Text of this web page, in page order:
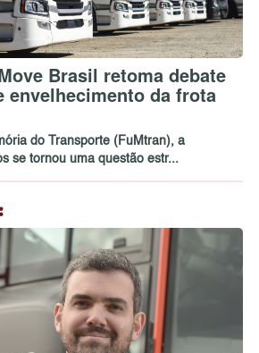
Brasil retoma debate
envelhecimento da frota
do Transporte (FuMtran), a
se tornou uma questão estr...